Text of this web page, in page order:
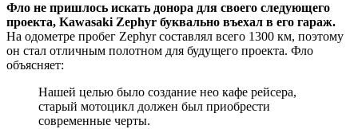
Фло не пришлось искать донора для своего следующего
проекта, Kawasaki Zephyr буквально въехал в его гараж.
На одометре пробег Zephyr составлял всего 1300 км, поэтому
он стал отличным полотном для будущего проекта. Фло
объясняет:
Нашей целью было создание нео кафе рейсера,
старый мотоцикл должен был приобрести
современные черты.